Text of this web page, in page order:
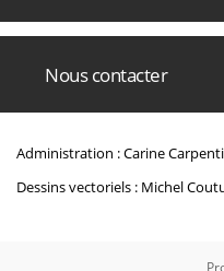
Nous contacter
Administration : Carine
Dessins vectoriels : Michel